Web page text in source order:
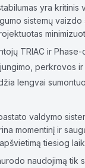
yra
sistemų
TRIAC ir
perkrovos
lengvai
valdymo
momentinį ir
tiesiog
naudojimą